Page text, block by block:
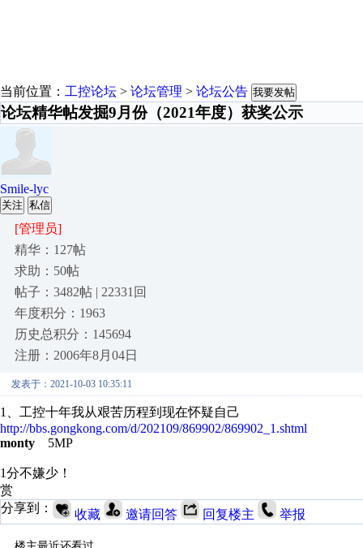
当前位置： 工控论坛 > 论坛管理 > 论坛公告 我要发帖
论坛精华帖发掘9月份（2021年度）获奖公示
Smile-lyc
关注 私信
[管理员]
精华：127帖
求助：50帖
帖子：3482帖 | 22331回
年度积分：1963
历史总积分：145694
注册：2006年8月04日
发表于：2021-10-03 10:35:11
1、工控十年我从艰苦历程到现在怀疑自己
http://bbs.gongkong.com/d/202109/869902/869902_1.shtml
monty 5MP
1分不嫌少！
赏
分享到：
收藏 邀请回答 回复楼主 举报